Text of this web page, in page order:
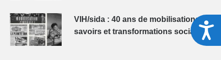
VIH/sida : 40 ans de mobilisations,
savoirs et transformations sociales